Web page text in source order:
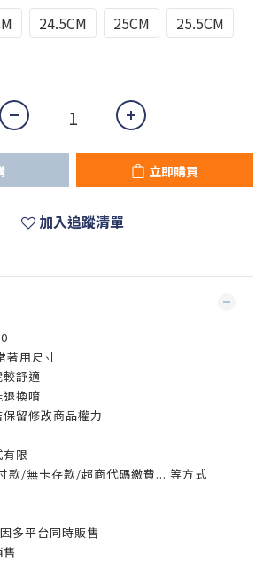
24.5CM 25CM
25.5CM
立即購買
加入追蹤清單
著用尺寸
舒適
換唷
留修改商品權力
限
款/無卡存款/超商代碼繳費... 等方式
多平台同時販售